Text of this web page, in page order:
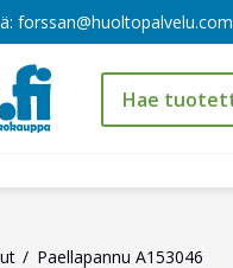
forssan@huoltopalvelu.com
Paellapannu A153046